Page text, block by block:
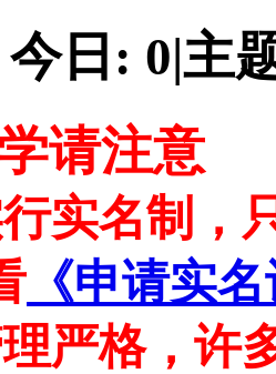
今日: 0|主
请注意
实名制，
《申请实
严格，许